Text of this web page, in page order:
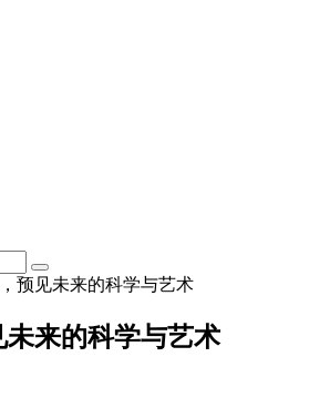
预见未来的科学与艺术
来的科学与艺术